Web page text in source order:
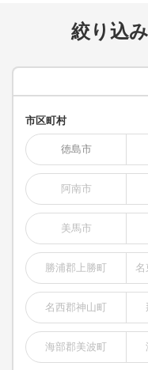
絞り込
市区町村
徳島市
阿南市
美馬市
勝浦郡上勝町 名
名西郡神山町
海部郡美波町